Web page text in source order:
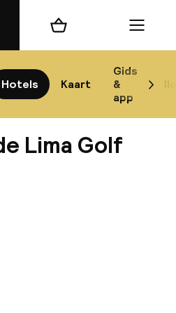
Hotels Kaart
Gids
&
app
Winkelmand Menu
Lima Golf